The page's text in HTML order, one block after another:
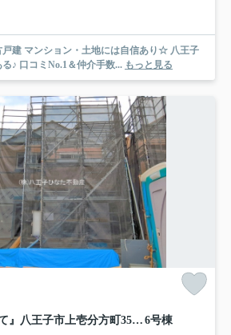
マンション・土地には自信あり☆ 八王子
♪ 口コミNo.1＆仲介手数... もっと見る
『八王子市新築戸建て』八王子市上壱分方町359-5【仲介手数料無料】 ２４－２期 6号棟